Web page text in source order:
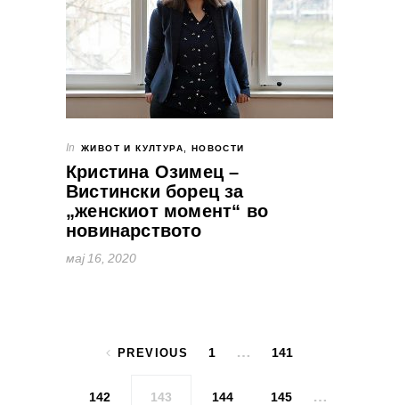
In ЖИВОТ И КУЛТУРА, НОВОСТИ
Кристина Озимец –
Вистински борец за
„женскиот момент“ во
новинарството
мај 16, 2020
PREVIOUS 1 … 141
142 143 144 145 …